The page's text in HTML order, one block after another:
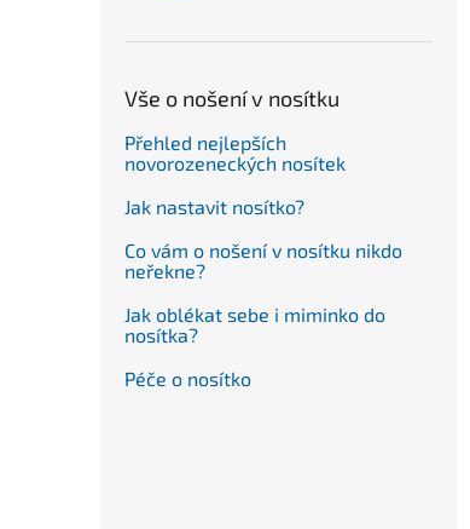
Vše o nošení v nosítku
Přehled nejlepších
novorozeneckých nosítek
Jak nastavit nosítko?
Co vám o nošení v nosítku nikdo
neřekne?
Jak oblékat sebe i miminko do
nosítka?
Péče o nosítko